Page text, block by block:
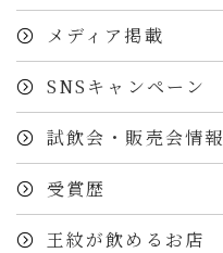
メディア掲載
SNSキャンペーン
試飲会・販売会情報
受賞歴
王紋が飲めるお店